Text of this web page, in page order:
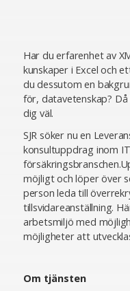
Har du erfarenhet av
kunskaper i Excel och
du dessutom en
för, datavetenskap?
dig väl.
SJR söker nu en
konsultuppdrag inom
möjligt och löper över
person leda till
tillsvidareanställning.
arbetsmiljö med
möjligheter att
Om tjänsten